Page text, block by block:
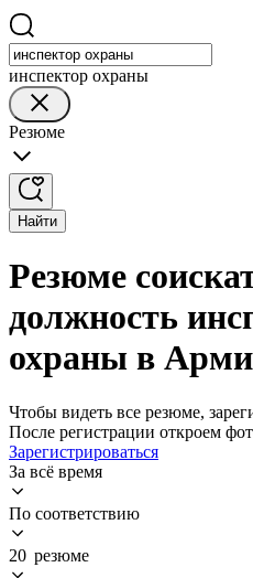
инспектор охраны
Резюме
Найти
Резюме
должность
охраны в
Чтобы видеть все резюме,
После регистрации откроем
Зарегистрироваться
За всё время
По соответствию
20 резюме